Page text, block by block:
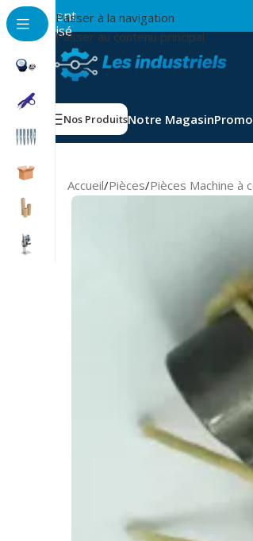
Passer à la navigation
Passer au contenu principal
Paiement
sécurisé
Nos ProduitsNotre Magasin
Accueil/Pièces/Pièces Machine à